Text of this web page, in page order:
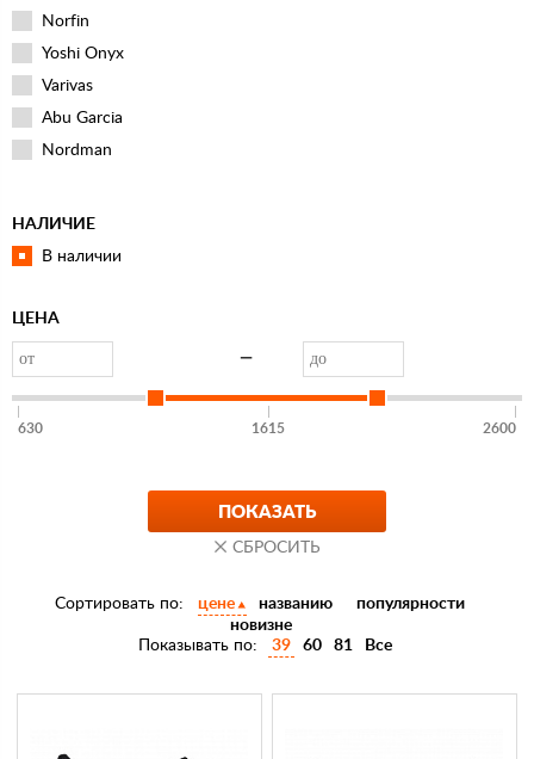
Norfin
Yoshi Onyx
Varivas
Abu Garcia
Nordman
НАЛИЧИЕ
В наличии
ЦЕНА
—
630 1615 2600
Сортировать по: цене названию
популярности
новизне
Показывать по:
39 60 81 Все